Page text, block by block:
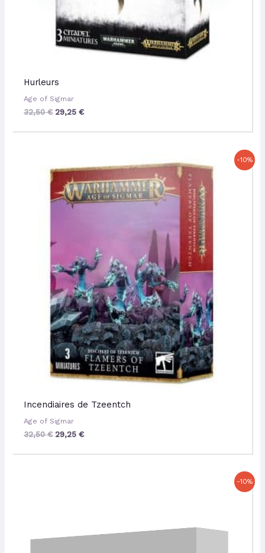
Hurleurs
Age of Sigmar
32,50€ 29,25 €
-10%
Incendiaires de Tzeentch
Age of Sigmar
32,50€
prix
initial
était :
32,50 €.
29,25 €
prix
est :
29,25 €.
-10%